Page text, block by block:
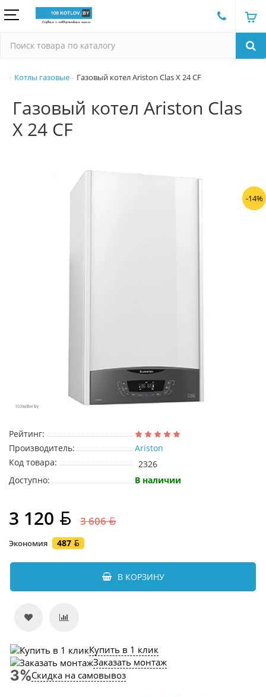
Котлы газовые Газовый котел Ariston Clas X 24 CF
Газовый котел Ariston Clas
X 24 CF
-14%
Рейтинг:
Производитель:
Ariston
Код товара:
2326
Доступно:
В наличии
3 120 3 606
Экономия 487
В КОРЗИНУ
Купить в 1 клик
Заказать монтаж
Скидка на самовывоз